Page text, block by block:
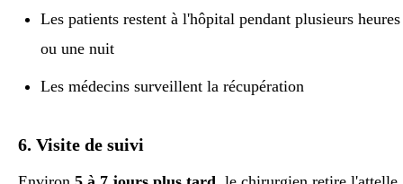
Les patients restent à l'hôpital pendant plusieurs heures
ou une nuit
Les médecins surveillent la récupération
6. Visite de suivi